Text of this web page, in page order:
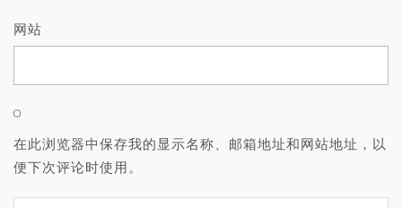
网站
在此浏览器中保存我的显示名称、邮箱地址和网站地址，以
便下次评论时使用。